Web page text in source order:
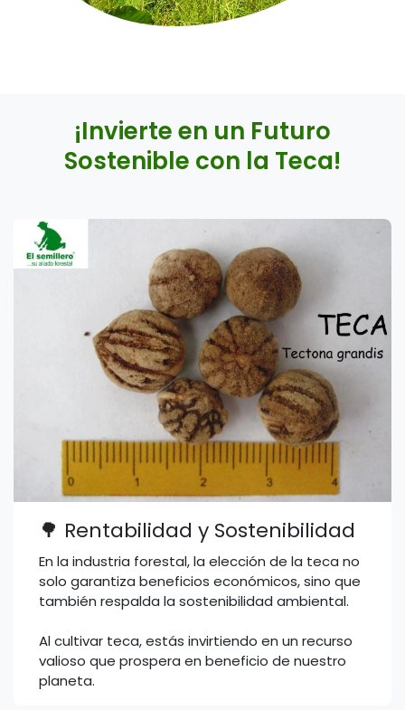
¡Invierte en un Futuro
Sostenible con la Teca!
🌳 Rentabilidad y Sostenibilidad
En la industria forestal, la elección de la teca no
solo garantiza beneficios económicos, sino que
también respalda la sostenibilidad ambiental.
Al cultivar teca, estás invirtiendo en un recurso
valioso que prospera en beneficio de nuestro
planeta.